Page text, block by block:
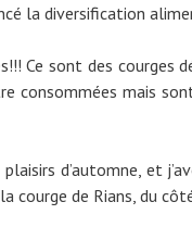
la diversification
Ce sont des courges
consommées mais
d’automne, et
de Rians, du